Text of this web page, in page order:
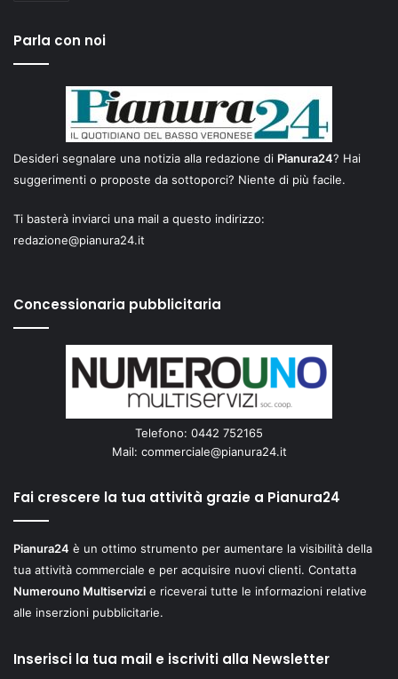
Parla con noi
Desideri segnalare una notizia alla redazione di Pianura24? Hai
suggerimenti o proposte da sottoporci? Niente di più facile.
Ti basterà inviarci una mail a questo indirizzo:
redazione@pianura24.it
Concessionaria pubblicitaria
Telefono: 0442 752165
Mail: commerciale@pianura24.it
Fai crescere la tua attività grazie a Pianura24
Pianura24 è un ottimo strumento per aumentare la visibilità della
tua attività commerciale e per acquisire nuovi clienti. Contatta
Numerouno Multiservizi e riceverai tutte le informazioni relative
alle inserzioni pubblicitarie.
Inserisci la tua mail e iscriviti alla Newsletter